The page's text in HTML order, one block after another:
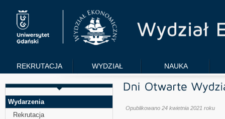
REKRUTACJA WYDZIAŁ NAUKA
Wydarzenia
Rekrutacja
Opublikowano 24 kwietnia 2021 roku